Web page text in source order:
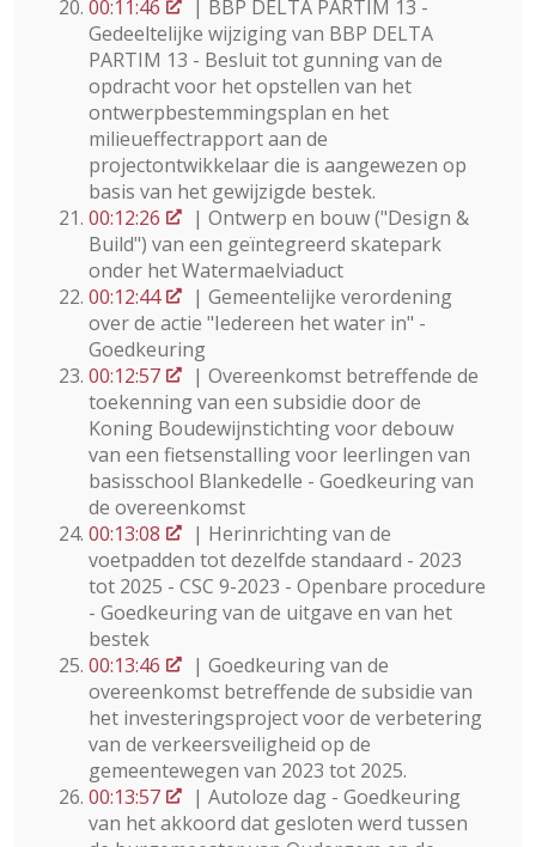
00:11:46
| BBP DELTA PARTIM 13 -
Gedeeltelijke wijziging van BBP DELTA
PARTIM 13 - Besluit tot gunning van de
opdracht voor het opstellen van het
ontwerpbestemmingsplan en het
milieueffectrapport aan de
projectontwikkelaar die is aangewezen op
basis van het gewijzigde bestek.
00:12:26
| Ontwerp en bouw ("Design &
Build") van een geïntegreerd skatepark
onder het Watermaelviaduct
00:12:44
| Gemeentelijke verordening
over de actie "Iedereen het water in" -
Goedkeuring
00:12:57
| Overeenkomst betreffende de
toekenning van een subsidie door de
Koning Boudewijnstichting voor debouw
van een fietsenstalling voor leerlingen van
basisschool Blankedelle - Goedkeuring van
de overeenkomst
00:13:08
| Herinrichting van de
voetpadden tot dezelfde standaard - 2023
tot 2025 - CSC 9-2023 - Openbare procedure
- Goedkeuring van de uitgave en van het
bestek
00:13:46
| Goedkeuring van de
overeenkomst betreffende de subsidie van
het investeringsproject voor de verbetering
van de verkeersveiligheid op de
gemeentewegen van 2023 tot 2025.
00:13:57
| Autoloze dag - Goedkeuring
van het akkoord dat gesloten werd tussen